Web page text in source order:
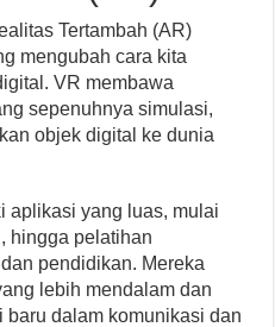
Tertambah (AR)
mengubah cara kita
VR membawa
sepenuhnya simulasi,
objek digital ke dunia
aplikasi yang luas, mulai
hingga pelatihan
pendidikan. Mereka
lebih mendalam dan
baru dalam komunikasi dan